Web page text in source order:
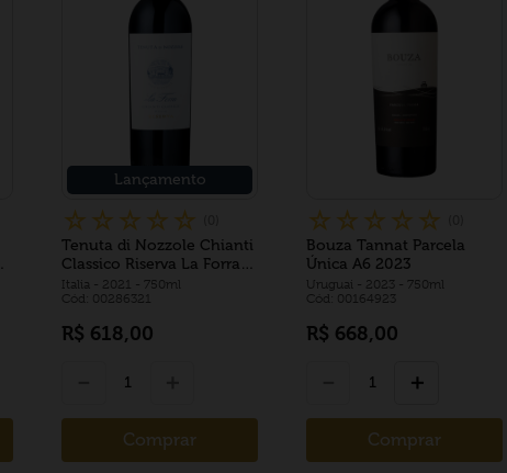
Lançamento
☆ ☆ ☆ ☆ ☆
Tenuta di Nozzole Chianti
Classico Riserva La Forra
2021
Italia - 2021 - 750ml
Cód: 00286321
R$ 618,00
Comprar
☆ ☆ ☆ ☆ ☆
Bouza Tannat Parcela
Única A6 2023
Uruguai - 2023 - 750ml
Cód: 00164923
R$ 668,00
＋
Comprar